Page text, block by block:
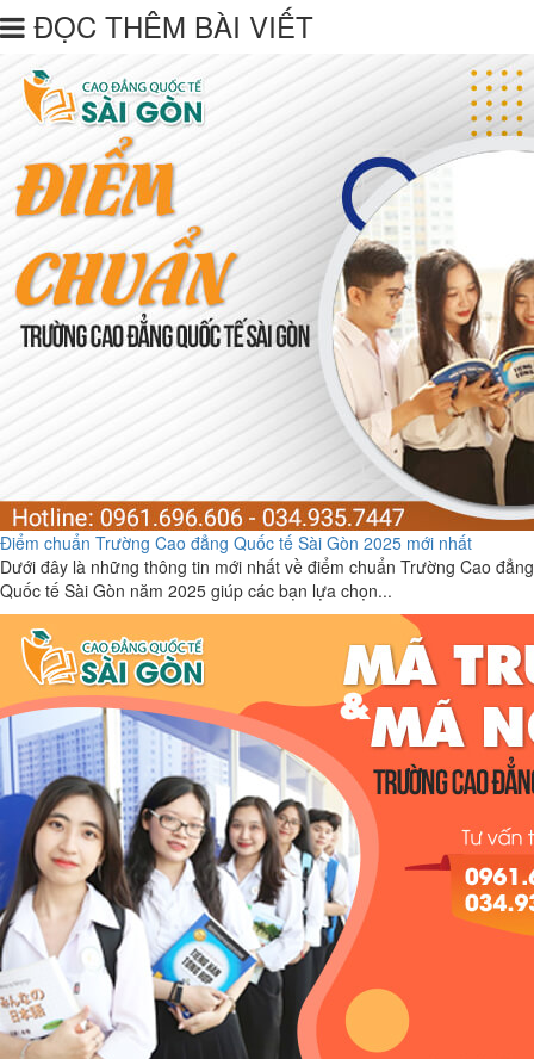
ĐỌC THÊM BÀI VIẾT
Điểm chuẩn Trường Cao đẳng Quốc tế Sài Gòn 2025 mới nhất
Dưới đây là những thông tin mới nhất về điểm chuẩn Trường Cao đẳng
Quốc tế Sài Gòn năm 2025 giúp các bạn lựa chọn...